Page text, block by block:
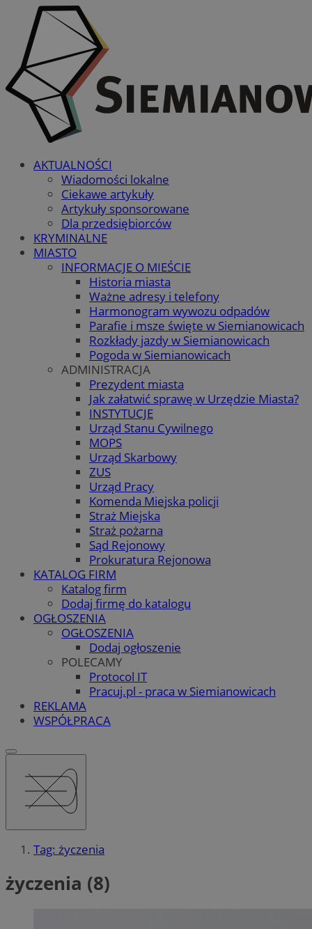
AKTUALNOŚCI
Wiadomości lokalne
Ciekawe artykuły
Artykuły sponsorowane
Dla przedsiębiorców
KRYMINALNE
MIASTO
INFORMACJE O MIEŚCIE
Historia miasta
Ważne adresy i telefony
Harmonogram wywozu odpadów
Parafie i msze święte w Siemianowicach
Rozkłady jazdy w Siemianowicach
Pogoda w Siemianowicach
ADMINISTRACJA
Prezydent miasta
Jak załatwić sprawę w Urzędzie Miasta?
INSTYTUCJE
Urząd Stanu Cywilnego
MOPS
Urząd Skarbowy
ZUS
Urząd Pracy
Komenda Miejska policji
Straż Miejska
Straż pożarna
Sąd Rejonowy
Prokuratura Rejonowa
KATALOG FIRM
Katalog firm
Dodaj firmę do katalogu
OGŁOSZENIA
OGŁOSZENIA
Dodaj ogłoszenie
POLECAMY
Protocol IT
Pracuj.pl - praca w Siemianowicach
REKLAMA
WSPÓŁPRACA
Tag: życzenia
życzenia (8)